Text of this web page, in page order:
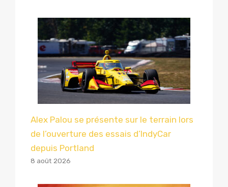
Alex Palou se présente sur le terrain lors
de l’ouverture des essais d’IndyCar
depuis Portland
8 août 2026